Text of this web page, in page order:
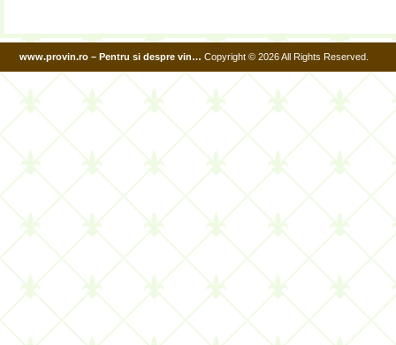
www.provin.ro – Pentru si despre vin… Copyright © 2026 All Rights Reserved.